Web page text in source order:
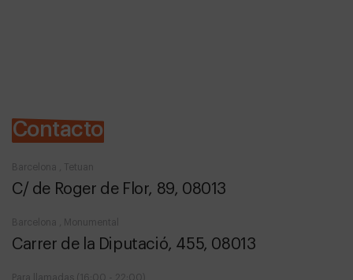
Contacto
Barcelona , Tetuan
C/ de Roger de Flor, 89, 08013
Barcelona , Monumental
Carrer de la Diputació, 455, 08013
Para llamadas (16:00 - 22:00)